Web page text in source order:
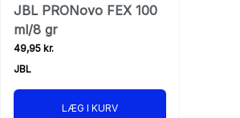
JBL PRONovo FEX 100
ml/8 gr
49,95 kr.
JBL
LÆG I KURV